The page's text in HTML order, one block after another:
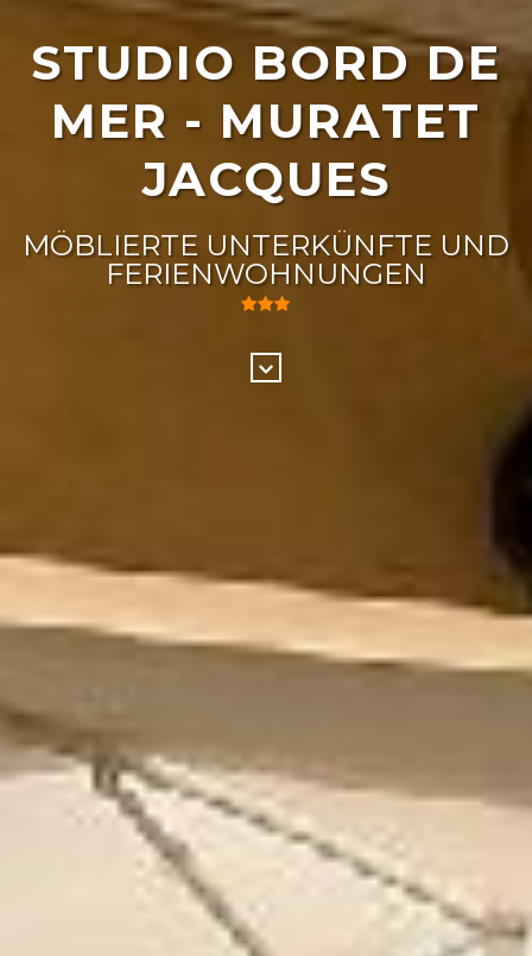
STUDIO BORD DE
MER - MURATET
JACQUES
MÖBLIERTE UNTERKÜNFTE UND
FERIENWOHNUNGEN